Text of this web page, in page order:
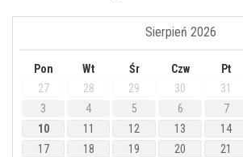
Sierpień 2026
Pon Wt Śr Czw Pt
27
28 29 30 31
3
4 5 6 7
10
11 12 13 14
17
18 19 20 21